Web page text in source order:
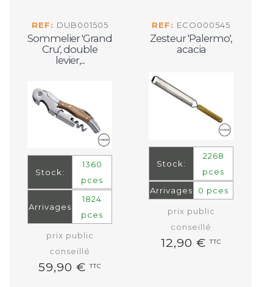
REF: DUB001505
Sommelier 'Grand
Cru', double
levier,...
Stock:
1360
pces
Arrivages
1824
pces
prix public
conseillé
59,90 €TTC
REF: ECO000545
Zesteur 'Palermo',
acacia
Stock:
2268
pces
Arrivages
0 pces
prix public
conseillé
12,90 €TTC